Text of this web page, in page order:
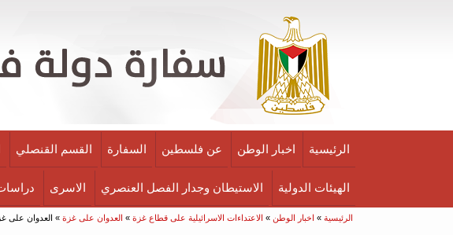
الرئيسية اخبار الوطن عن فلسطين السفارة القسم القنصلي
الهيئات الدولية الاستيطان وجدار الفصل العنصري الاسرى
أنت هنا
الرئيسية » اخبار الوطن » الاعتداءات الاسرائيلية على قطاع غزة » العدوان على غزة » العدوان على غزة